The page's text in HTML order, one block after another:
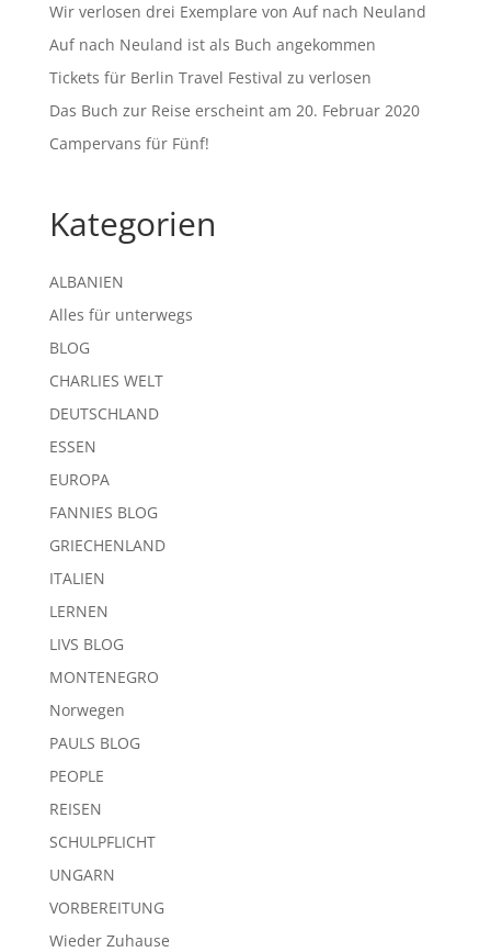
Wir verlosen drei Exemplare von Auf nach Neuland
Auf nach Neuland ist als Buch angekommen
Tickets für Berlin Travel Festival zu verlosen
Das Buch zur Reise erscheint am 20. Februar 2020
Campervans für Fünf!
Kategorien
ALBANIEN
Alles für unterwegs
BLOG
CHARLIES WELT
DEUTSCHLAND
ESSEN
EUROPA
FANNIES BLOG
GRIECHENLAND
ITALIEN
LERNEN
LIVS BLOG
MONTENEGRO
Norwegen
PAULS BLOG
PEOPLE
REISEN
SCHULPFLICHT
UNGARN
VORBEREITUNG
Wieder Zuhause